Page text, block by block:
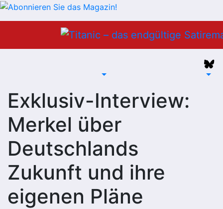
Exklusiv-Interview:
Merkel über
Deutschlands
Zukunft und ihre
eigenen Pläne